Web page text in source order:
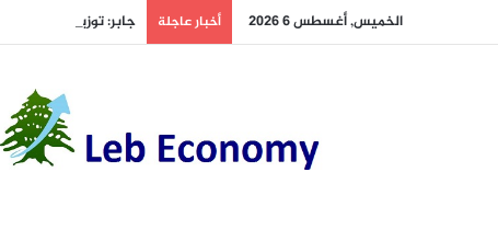
الخميس, أغسطس 6 2026 أخبار عاجلة جابر: توزيع حصص